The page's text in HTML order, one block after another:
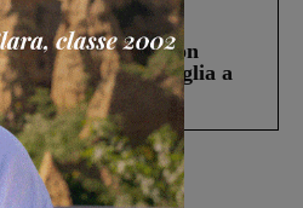
di Castiglion
aveva ucciso la figlia a